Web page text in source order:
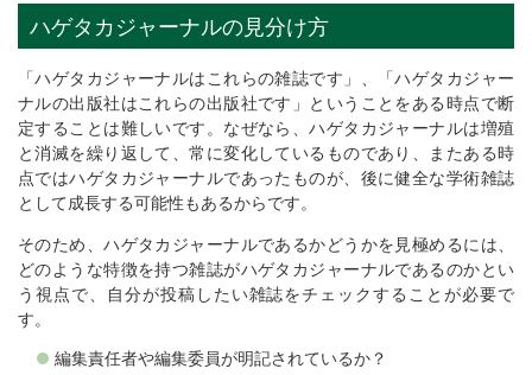
ハゲタカジャーナルの見分け方
「ハゲタカジャーナルはこれらの雑誌です」、「ハゲタカジャー
ナルの出版社はこれらの出版社です」ということをある時点で断
定することは難しいです。なぜなら、ハゲタカジャーナルは増殖
と消滅を繰り返して、常に変化しているものであり、またある時
点ではハゲタカジャーナルであったものが、後に健全な学術雑誌
として成長する可能性もあるからです。
そのため、ハゲタカジャーナルであるかどうかを見極めるには、
どのような特徴を持つ雑誌がハゲタカジャーナルであるのかとい
う視点で、自分が投稿したい雑誌をチェックすることが必要で
す。
編集責任者や編集委員が明記されているか？